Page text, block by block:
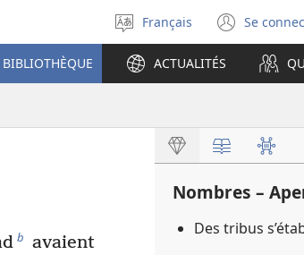
Sélectionner
la
langue
Français Se
une
BIBLIOTHÈQUE ACTUALITÉS
b avaient
Nombres –
Des tribus